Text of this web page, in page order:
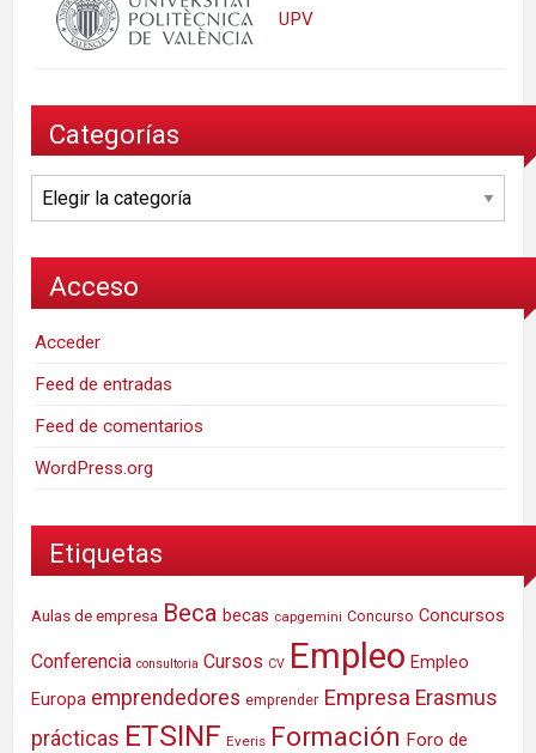
UPV
Categorías
Categorías
Acceso
Acceder
Feed de entradas
Feed de comentarios
WordPress.org
Etiquetas
Aulas de empresa Beca becas capgemini Concurso Concursos
Conferencia consultoria Cursos CV Empleo Empleo
Europa emprendedores emprender Empresa Erasmus
prácticas ETSINF Everis Formación Foro de